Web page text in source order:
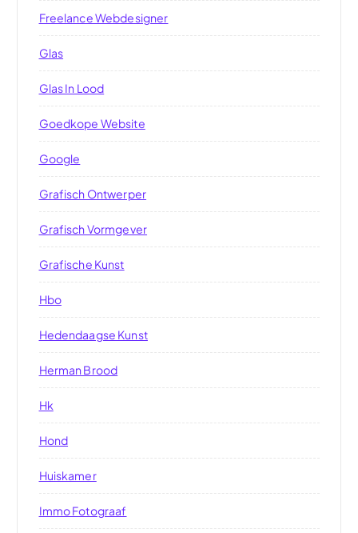
Freelance Webdesigner
Glas
Glas In Lood
Goedkope Website
Google
Grafisch Ontwerper
Grafisch Vormgever
Grafische Kunst
Hbo
Hedendaagse Kunst
Herman Brood
Hk
Hond
Huiskamer
Immo Fotograaf